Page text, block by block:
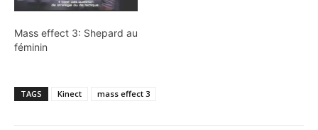
Mass effect 3: Shepard au
féminin
TAGS Kinect mass effect 3